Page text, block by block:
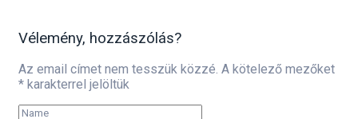
Vélemény, hozzászólás?
Az email címet nem tesszük közzé. A kötelező mezőket
* karakterrel jelöltük